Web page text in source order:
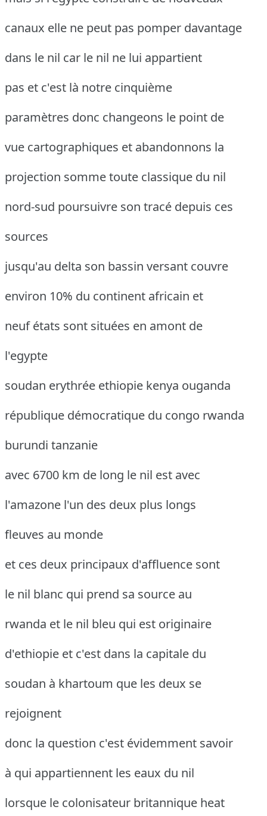
canaux elle ne peut pas pomper davantage
dans le nil car le nil ne lui appartient
pas et c'est là notre cinquième
paramètres donc changeons le point de
vue cartographiques et abandonnons la
projection somme toute classique du nil
nord-sud poursuivre son tracé depuis ces
sources
jusqu'au delta son bassin versant couvre
environ 10% du continent africain et
neuf états sont situées en amont de
l'egypte
soudan erythrée ethiopie kenya ouganda
république démocratique du congo rwanda
burundi tanzanie
avec 6700 km de long le nil est avec
l'amazone l'un des deux plus longs
fleuves au monde
et ces deux principaux d'affluence sont
le nil blanc qui prend sa source au
rwanda et le nil bleu qui est originaire
d'ethiopie et c'est dans la capitale du
soudan à khartoum que les deux se
rejoignent
donc la question c'est évidemment savoir
à qui appartiennent les eaux du nil
lorsque le colonisateur britannique heat